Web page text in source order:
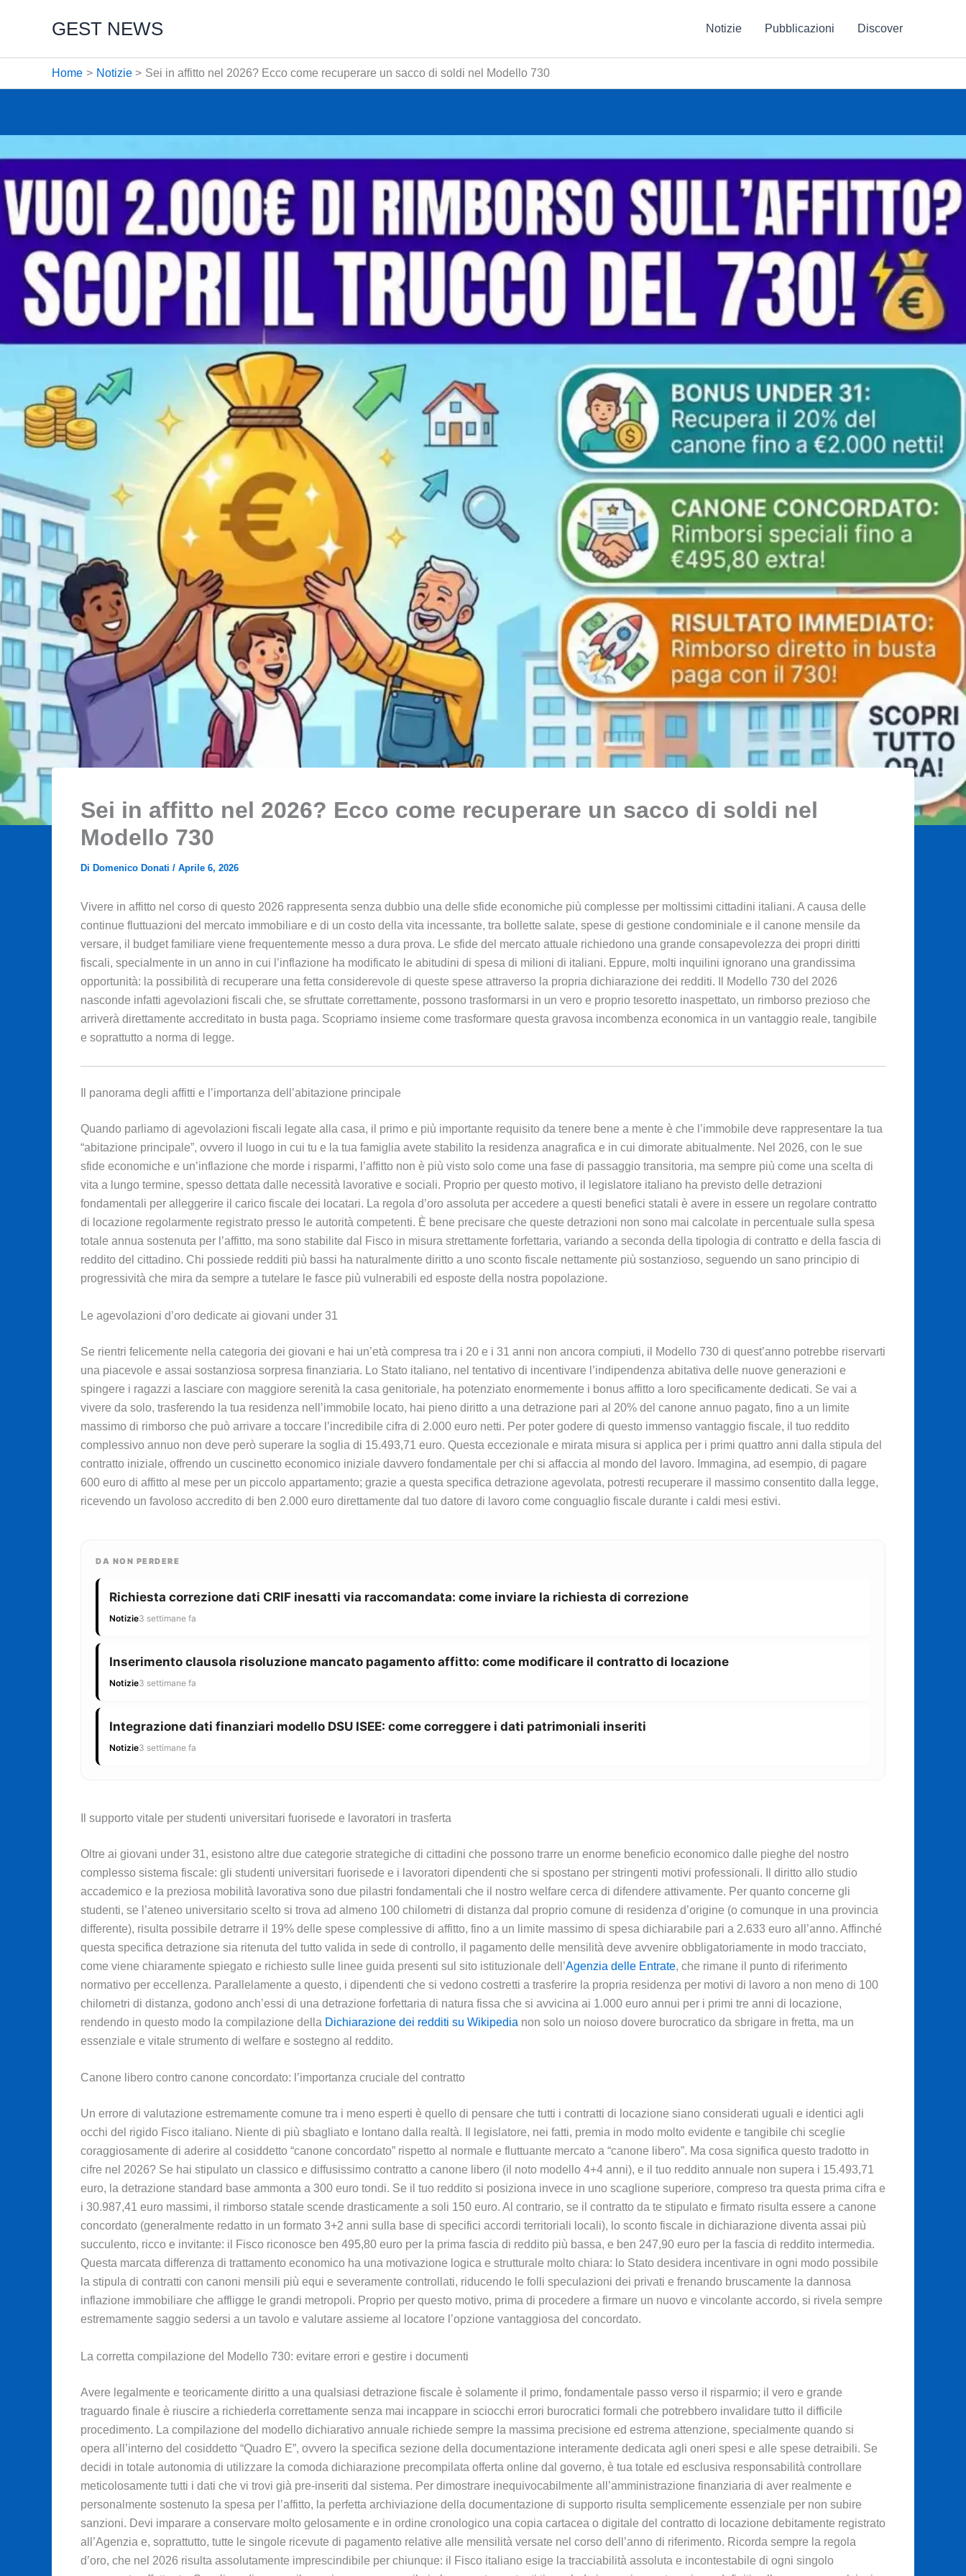
GEST NEWS Notizie Pubblicazioni Discover
Home Notizie Sei in affitto nel 2026? Ecco come recuperare un sacco di soldi nel Modello 730
Sei in affitto nel 2026? Ecco come recuperare un sacco di soldi nel
Modello 730
Di Domenico Donati / Aprile 6, 2026
Vivere in affitto nel corso di questo 2026 rappresenta senza dubbio una delle sfide economiche più complesse per moltissimi cittadini italiani. A causa delle
continue fluttuazioni del mercato immobiliare e di un costo della vita incessante, tra bollette salate, spese di gestione condominiale e il canone mensile da
versare, il budget familiare viene frequentemente messo a dura prova. Le sfide del mercato attuale richiedono una grande consapevolezza dei propri diritti
fiscali, specialmente in un anno in cui l’inflazione ha modificato le abitudini di spesa di milioni di italiani. Eppure, molti inquilini ignorano una grandissima
opportunità: la possibilità di recuperare una fetta considerevole di queste spese attraverso la propria dichiarazione dei redditi. Il Modello 730 del 2026
nasconde infatti agevolazioni fiscali che, se sfruttate correttamente, possono trasformarsi in un vero e proprio tesoretto inaspettato, un rimborso prezioso che
arriverà direttamente accreditato in busta paga. Scopriamo insieme come trasformare questa gravosa incombenza economica in un vantaggio reale, tangibile
e soprattutto a norma di legge.
Il panorama degli affitti e l’importanza dell’abitazione principale
Quando parliamo di agevolazioni fiscali legate alla casa, il primo e più importante requisito da tenere bene a mente è che l’immobile deve rappresentare la tua
“abitazione principale”, ovvero il luogo in cui tu e la tua famiglia avete stabilito la residenza anagrafica e in cui dimorate abitualmente. Nel 2026, con le sue
sfide economiche e un’inflazione che morde i risparmi, l’affitto non è più visto solo come una fase di passaggio transitoria, ma sempre più come una scelta di
vita a lungo termine, spesso dettata dalle necessità lavorative e sociali. Proprio per questo motivo, il legislatore italiano ha previsto delle detrazioni
fondamentali per alleggerire il carico fiscale dei locatari. La regola d’oro assoluta per accedere a questi benefici statali è avere in essere un regolare contratto
di locazione regolarmente registrato presso le autorità competenti. È bene precisare che queste detrazioni non sono mai calcolate in percentuale sulla spesa
totale annua sostenuta per l’affitto, ma sono stabilite dal Fisco in misura strettamente forfettaria, variando a seconda della tipologia di contratto e della fascia di
reddito del cittadino. Chi possiede redditi più bassi ha naturalmente diritto a uno sconto fiscale nettamente più sostanzioso, seguendo un sano principio di
progressività che mira da sempre a tutelare le fasce più vulnerabili ed esposte della nostra popolazione.
Le agevolazioni d’oro dedicate ai giovani under 31
Se rientri felicemente nella categoria dei giovani e hai un’età compresa tra i 20 e i 31 anni non ancora compiuti, il Modello 730 di quest’anno potrebbe riservarti
una piacevole e assai sostanziosa sorpresa finanziaria. Lo Stato italiano, nel tentativo di incentivare l’indipendenza abitativa delle nuove generazioni e
spingere i ragazzi a lasciare con maggiore serenità la casa genitoriale, ha potenziato enormemente i bonus affitto a loro specificamente dedicati. Se vai a
vivere da solo, trasferendo la tua residenza nell’immobile locato, hai pieno diritto a una detrazione pari al 20% del canone annuo pagato, fino a un limite
massimo di rimborso che può arrivare a toccare l’incredibile cifra di 2.000 euro netti. Per poter godere di questo immenso vantaggio fiscale, il tuo reddito
complessivo annuo non deve però superare la soglia di 15.493,71 euro. Questa eccezionale e mirata misura si applica per i primi quattro anni dalla stipula del
contratto iniziale, offrendo un cuscinetto economico iniziale davvero fondamentale per chi si affaccia al mondo del lavoro. Immagina, ad esempio, di pagare
600 euro di affitto al mese per un piccolo appartamento; grazie a questa specifica detrazione agevolata, potresti recuperare il massimo consentito dalla legge,
ricevendo un favoloso accredito di ben 2.000 euro direttamente dal tuo datore di lavoro come conguaglio fiscale durante i caldi mesi estivi.
DA NON PERDERE
Richiesta correzione dati CRIF inesatti via raccomandata: come inviare la richiesta di correzione
Notizie3 settimane fa
Inserimento clausola risoluzione mancato pagamento affitto: come modificare il contratto di locazione
Notizie3 settimane fa
Integrazione dati finanziari modello DSU ISEE: come correggere i dati patrimoniali inseriti
Notizie3 settimane fa
Il supporto vitale per studenti universitari fuorisede e lavoratori in trasferta
Oltre ai giovani under 31, esistono altre due categorie strategiche di cittadini che possono trarre un enorme beneficio economico dalle pieghe del nostro
complesso sistema fiscale: gli studenti universitari fuorisede e i lavoratori dipendenti che si spostano per stringenti motivi professionali. Il diritto allo studio
accademico e la preziosa mobilità lavorativa sono due pilastri fondamentali che il nostro welfare cerca di difendere attivamente. Per quanto concerne gli
studenti, se l’ateneo universitario scelto si trova ad almeno 100 chilometri di distanza dal proprio comune di residenza d’origine (o comunque in una provincia
differente), risulta possibile detrarre il 19% delle spese complessive di affitto, fino a un limite massimo di spesa dichiarabile pari a 2.633 euro all’anno. Affinché
questa specifica detrazione sia ritenuta del tutto valida in sede di controllo, il pagamento delle mensilità deve avvenire obbligatoriamente in modo tracciato,
come viene chiaramente spiegato e richiesto sulle linee guida presenti sul sito istituzionale dell’Agenzia delle Entrate, che rimane il punto di riferimento
normativo per eccellenza. Parallelamente a questo, i dipendenti che si vedono costretti a trasferire la propria residenza per motivi di lavoro a non meno di 100
chilometri di distanza, godono anch’essi di una detrazione forfettaria di natura fissa che si avvicina ai 1.000 euro annui per i primi tre anni di locazione,
rendendo in questo modo la compilazione della Dichiarazione dei redditi su Wikipedia non solo un noioso dovere burocratico da sbrigare in fretta, ma un
essenziale e vitale strumento di welfare e sostegno al reddito.
Canone libero contro canone concordato: l’importanza cruciale del contratto
Un errore di valutazione estremamente comune tra i meno esperti è quello di pensare che tutti i contratti di locazione siano considerati uguali e identici agli
occhi del rigido Fisco italiano. Niente di più sbagliato e lontano dalla realtà. Il legislatore, nei fatti, premia in modo molto evidente e tangibile chi sceglie
coraggiosamente di aderire al cosiddetto “canone concordato” rispetto al normale e fluttuante mercato a “canone libero”. Ma cosa significa questo tradotto in
cifre nel 2026? Se hai stipulato un classico e diffusissimo contratto a canone libero (il noto modello 4+4 anni), e il tuo reddito annuale non supera i 15.493,71
euro, la detrazione standard base ammonta a 300 euro tondi. Se il tuo reddito si posiziona invece in uno scaglione superiore, compreso tra questa prima cifra e
i 30.987,41 euro massimi, il rimborso statale scende drasticamente a soli 150 euro. Al contrario, se il contratto da te stipulato e firmato risulta essere a canone
concordato (generalmente redatto in un formato 3+2 anni sulla base di specifici accordi territoriali locali), lo sconto fiscale in dichiarazione diventa assai più
succulento, ricco e invitante: il Fisco riconosce ben 495,80 euro per la prima fascia di reddito più bassa, e ben 247,90 euro per la fascia di reddito intermedia.
Questa marcata differenza di trattamento economico ha una motivazione logica e strutturale molto chiara: lo Stato desidera incentivare in ogni modo possibile
la stipula di contratti con canoni mensili più equi e severamente controllati, riducendo le folli speculazioni dei privati e frenando bruscamente la dannosa
inflazione immobiliare che affligge le grandi metropoli. Proprio per questo motivo, prima di procedere a firmare un nuovo e vincolante accordo, si rivela sempre
estremamente saggio sedersi a un tavolo e valutare assieme al locatore l’opzione vantaggiosa del concordato.
La corretta compilazione del Modello 730: evitare errori e gestire i documenti
Avere legalmente e teoricamente diritto a una qualsiasi detrazione fiscale è solamente il primo, fondamentale passo verso il risparmio; il vero e grande
traguardo finale è riuscire a richiederla correttamente senza mai incappare in sciocchi errori burocratici formali che potrebbero invalidare tutto il difficile
procedimento. La compilazione del modello dichiarativo annuale richiede sempre la massima precisione ed estrema attenzione, specialmente quando si
opera all’interno del cosiddetto “Quadro E”, ovvero la specifica sezione della documentazione interamente dedicata agli oneri spesi e alle spese detraibili. Se
decidi in totale autonomia di utilizzare la comoda dichiarazione precompilata offerta online dal governo, è tua totale ed esclusiva responsabilità controllare
meticolosamente tutti i dati che vi trovi già pre-inseriti dal sistema. Per dimostrare inequivocabilmente all’amministrazione finanziaria di aver realmente e
personalmente sostenuto la spesa per l’affitto, la perfetta archiviazione della documentazione di supporto risulta semplicemente essenziale per non subire
sanzioni. Devi imparare a conservare molto gelosamente e in ordine cronologico una copia cartacea o digitale del contratto di locazione debitamente registrato
all’Agenzia e, soprattutto, tutte le singole ricevute di pagamento relative alle mensilità versate nel corso dell’anno di riferimento. Ricorda sempre la regola
d’oro, che nel 2026 risulta assolutamente imprescindibile per chiunque: il Fisco italiano esige la tracciabilità assoluta e incontestabile di ogni singolo